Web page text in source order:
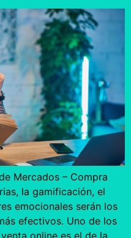
Mercados – Compra
la gamificación, el
emocionales serán los
efectivos. Uno de los